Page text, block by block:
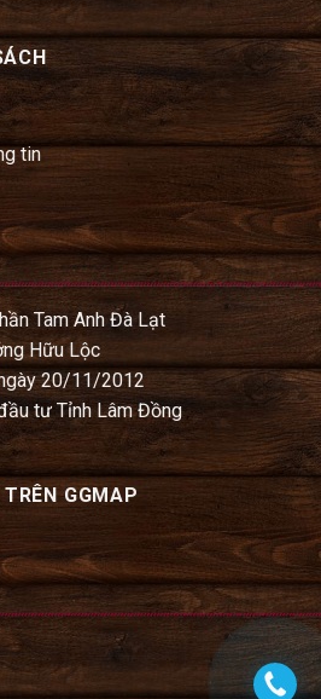
tin
Tam Anh Đà Lạt
Hữu Lộc
20/11/2012
tư Tỉnh Lâm Đồng
GGMAP